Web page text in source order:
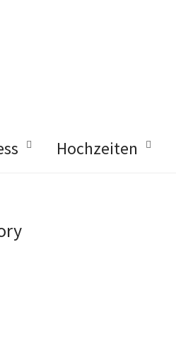
Hochzeiten